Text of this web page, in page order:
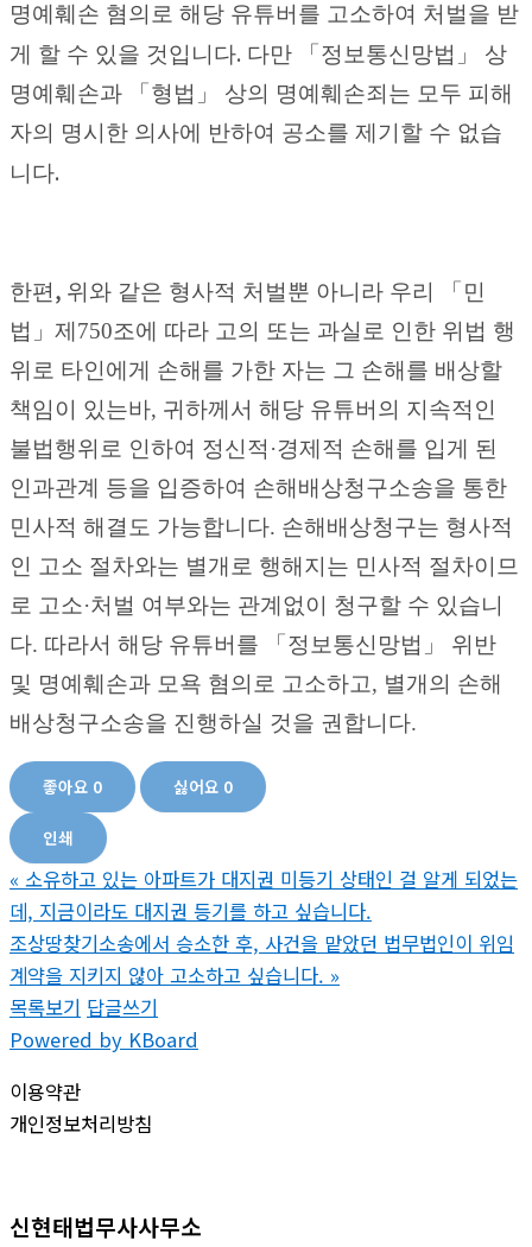
명예훼손 혐의로 해당 유튜버를 고소하여 처벌을 받
게 할 수 있을 것입니다. 다만 「 정보통신망법 」 상
명예훼손과
「 형법 」 상의 명예훼손죄는 모두 피해
자의 명시한 의사에 반하여 공소를 제기할 수 없습
니다.
한편 , 위와 같은 형사적 처벌뿐 아니라 우리 「 민
법 」 제 750조에 따라 고의 또는 과실로 인한 위법 행
위로 타인에게 손해를 가한 자는 그 손해를 배상할
책임이 있는바, 귀하께서 해당 유튜버의 지속적인
불법행위로 인하여 정신적 ·경제적 손해를 입게 된
인과관계 등을 입증하여 손해배상청구소송을 통한
민사적 해결도 가능합니다. 손해배상청구는 형사적
인 고소 절차와는 별개로 행해지는 민사적 절차이므
로 고소·처벌 여부와는 관계없 이 청구할 수 있습니
다. 따라서 해당 유튜버를 「 정보통신 망법 」 위반
및 명예훼손과 모욕 혐의로 고소하고, 별개의 손해
배상청구소송을 진행하실 것을 권합니다.
좋아요 0 싫어요 0
인쇄
« 소유하고 있는 아파트가 대지권 미등기 상태인 걸 알게 되었는
데, 지금이라도 대지권 등기를 하고 싶습니다.
조상땅찾기소송에서 승소한 후, 사건을 맡았던 법무법인이 위임
계약을 지키지 않아 고소하고 싶습니다. »
목록보기 답글쓰기
Powered by KBoard
이용약관
개인정보처리방침
신현태법무사사무소